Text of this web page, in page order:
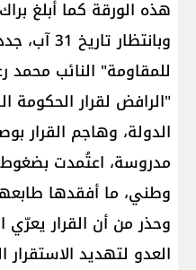
هذه الورقة كما أبلغ
وبانتظار
للمقاومة" النائب
"الرافض لقرار الحكومة
الدولة، وهاجم القرار
مدروسة، اعتُمدت
وطني، ما أفقدها
وحذر من أن القرار يعرّي
العدو لتهديد الاستقرار